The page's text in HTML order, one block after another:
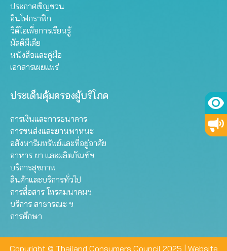
ประกาศเชิญชวน
อินโฟกราฟิก
วิดีโอเพื่อการเรียนรู้
มัลติมีเดีย
หนังสือและคู่มือ
เอกสารเผยแพร่
ประเด็นคุ้มครองผู้บริโภค
การเงินและการธนาคาร
การขนส่งและยานพาหนะ
อสังหาริมทรัพย์และที่อยู่อาศัย
อาหาร ยา และผลิตภัณฑ์ฯ
บริการสุขภาพ
สินค้าและบริการทั่วไป
การสื่อสาร โทรคมนาคมฯ
บริการ สาธารณะ ฯ
การศึกษา
Copyright © Thailand Consumers Council 2025 | Website